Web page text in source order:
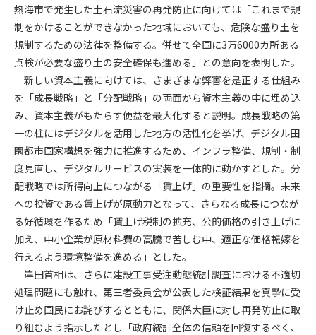
熱海市で発生した土石流災害の再発防止に向けては「これまで規
制をかけることができなかった地域においても、危険な盛り土を
規制するための法律を整備する。併せて全国に3万6000カ所ある
点検が必要な盛り土の安全確保も進める」との意向を表明した。
新しい資本主義に向けては、さまざまな弊害を是正する仕組み
を「成長戦略」と「分配戦略」の両面から資本主義の中に埋め込
み、資本主義がもたらす便益を最大化すると説明。成長戦略の第
一の柱にはデジタルを活用した地方の活性化を挙げ、デジタル田
園都市国家構想を強力に推進するため、インフラ整備、規制・制
度見直し、デジタルサービスの実装を一体的に動かすとした。分
配戦略では所得向上につながる「賃上げ」の重要性を指摘。未来
への投資である賃上げが原動力となって、さらなる成長につなが
る好循環を作るため「賃上げ税制の拡充、公的価格の引き上げに
加え、中小企業が原材料費の高騰で苦しむ中、適正な価格転嫁を
行えるよう環境整備を進める」とした。
岸田首相は、さらに建設工事受注動態統計調査における不適切
処理問題にも触れ、第三者委員会が公表した検証結果を真摯に受
け止め国民にお詫びするとともに、関係大臣に対し再発防止に取
り組むよう指示したとし「政府統計全体の信頼を回復するべく、
ちに全ての会員が了承したものとみなします。
第4条（会員審査および資格の取り消し）
会員とは、本規約を承諾の上、所定の会員申込手続きを完了
後、管理者がこれを承認した者をいいます。
第4条（会員の定義と登録）
1. 管理者は前条により審査の結果、会員申込みをした者が以下
の何れかの項目に該当することがわかった場合、その者の会
員としての権限を承認しないことがあります。
(1) 会員申し込みをした者が実在しなかった場合
(2) 本規約に違反した場合/li>
(3) 会員申し込みの際、申告事項に虚偽があった場合
(4) 会員申込者が管理者所定の手続き通りに会員申込手続き処
理を行わなかった場合
(5) その他管理者が会員とすることを不適当と判断した場合
2. 管理者は承認後であっても承認した会員が前項の何れかに該
当することが判明した場合、会員資格を取り消すことがあり
ます。
第5条（IDおよびパスワードの管理）